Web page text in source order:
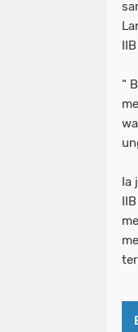
“
Ia